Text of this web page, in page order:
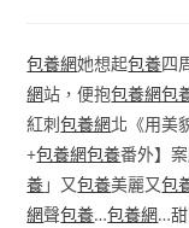
包養網她想起包養四
網站，便抱包養網包
紅刺包養網北《用美
+包養網包養番外】
養」又包養美麗又包
網聲包養…包養網…